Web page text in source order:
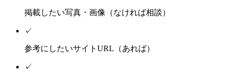
掲載したい写真・画像（なければ相談）
✓
参考にしたいサイトURL（あれば）
✓